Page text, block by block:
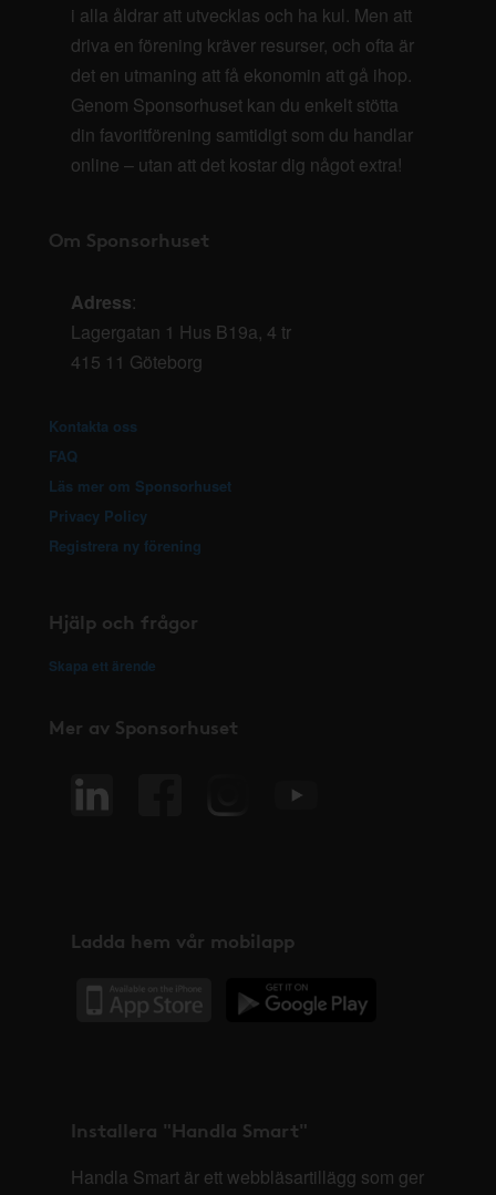
i alla åldrar att utvecklas och ha kul. Men att
driva en förening kräver resurser, och ofta är
det en utmaning att få ekonomin att gå ihop.
Genom Sponsorhuset kan du enkelt stötta
din favoritförening samtidigt som du handlar
online – utan att det kostar dig något extra!
Om Sponsorhuset
Adress:
Lagergatan 1 Hus B19a, 4 tr
415 11 Göteborg
Kontakta oss
FAQ
Läs mer om Sponsorhuset
Privacy Policy
Registrera ny förening
Hjälp och frågor
Skapa ett ärende
Mer av Sponsorhuset
Ladda hem vår mobilapp
Installera "Handla Smart"
Handla Smart är ett webbläsartillägg som ger